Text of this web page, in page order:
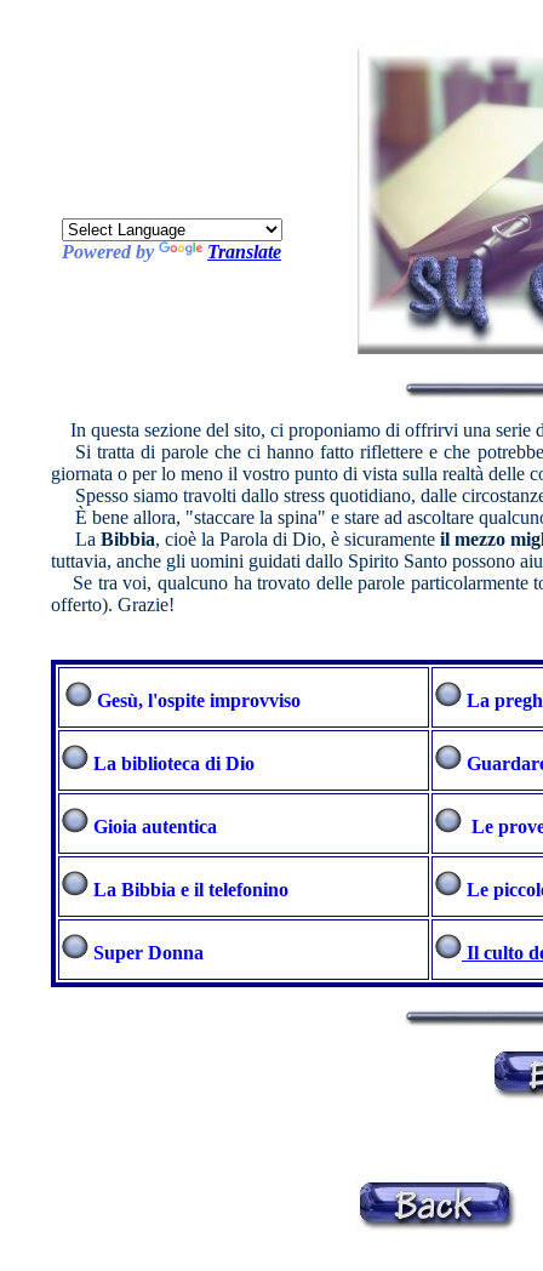
Powered by Translate
In questa sezione del sito, ci proponiamo di offrirvi una serie
Si tratta di parole che ci hanno fatto riflettere e che
giornata o per lo meno il vostro punto di vista sulla realtà delle
Spesso siamo travolti dallo stress quotidiano, dalle
È bene allora, "staccare la spina" e stare ad ascoltare
La Bibbia, cioè la Parola di Dio, è sicuramente il mezzo
tuttavia, anche gli uomini guidati dallo Spirito Santo possono
Se tra voi, qualcuno ha trovato delle parole particolarmente
offerto). Grazie!
Gesù, l'ospite improvviso La
La biblioteca di Dio
Gioia autentica Le
La Bibbia e il telefonino Le
Super Donna Il culto